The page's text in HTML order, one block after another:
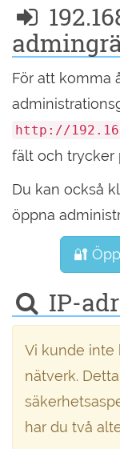
För att komma
http://
fält och trycker
Du kan också
öppna
🔐
IP-
Vi kunde inte
nätverk.
har du två